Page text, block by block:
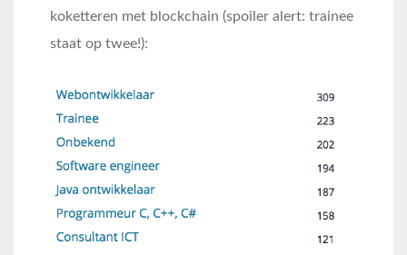
koketteren met blockchain (spoiler alert: trainee
staat op twee!):